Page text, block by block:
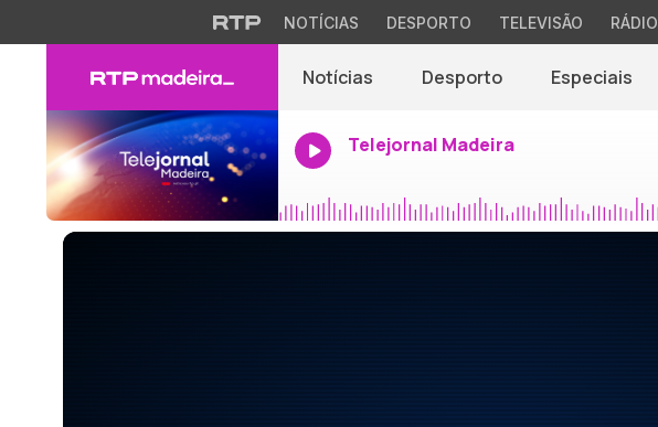
NOTÍCIAS DESPORTO TELEVISÃO RÁDIO
Notícias Desporto Especiais
Telejornal Madeira